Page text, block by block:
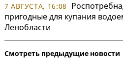
7 АВГУСТА, 16:08
пригодные для купания
Ленобласти
Смотреть